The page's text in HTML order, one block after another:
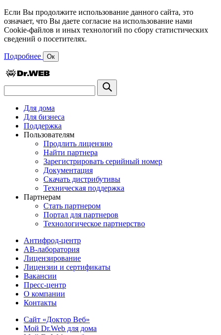
Если Вы продолжите использование данного сайта, это
означает, что Вы даете согласие на использование нами
Cookie-файлов и иных технологий по сбору статистических
сведений о посетителях.
Подробнее Ок
Для дома
Для бизнеса
Поддержка
Пользователям
Продлить лицензию
Найти партнера
Зарегистрировать серийный номер
Документация
Скачать дистрибутивы
Техническая поддержка
Партнерам
Стать партнером
Портал для партнеров
Технологическое партнерство
Антифрод-центр
АВ-лаборатория
Лицензирование
Лицензии и сертификаты
Вакансии
Пресс-центр
О компании
Контакты
Сайт «Доктор Веб»
Мой Dr.Web для дома